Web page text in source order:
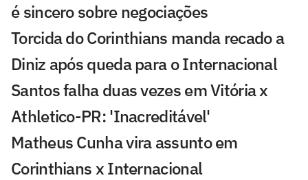
é sincero sobre negociações
Torcida do Corinthians manda recado a
Diniz após queda para o Internacional
Santos falha duas vezes em Vitória x
Athletico-PR: 'Inacreditável'
Matheus Cunha vira assunto em
Corinthians x Internacional